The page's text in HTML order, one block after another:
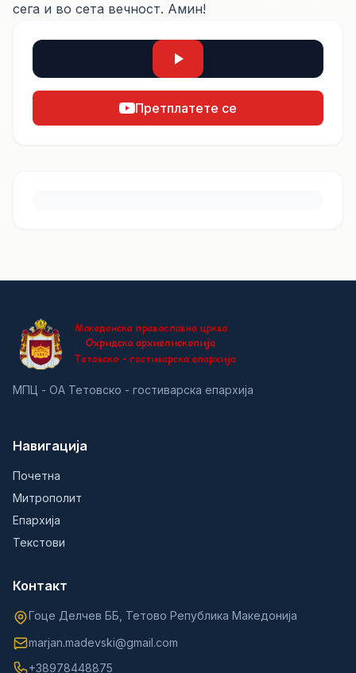
сега и во сета вечност. Амин!
Претплатете се
МПЦ - ОА Тетовско - гостиварска епархија
Навигација
Почетна
Митрополит
Епархија
Текстови
Контакт
Гоце Делчев ББ, Тетово Република Македонија
marjan.madevski@gmail.com
+38978448875